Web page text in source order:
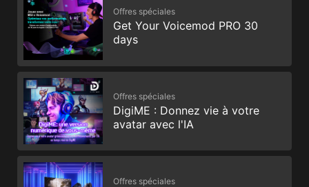
Offres spéciales
Get Your Voicemod PRO 30
days
Offres spéciales
DigiME : Donnez vie à votre
avatar avec l'IA
Offres spéciales